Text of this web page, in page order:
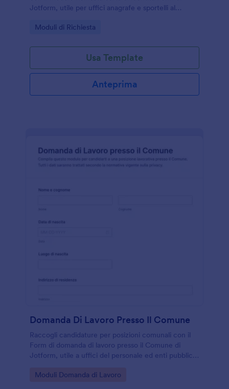
Jotform, utile per uffici anagrafe e sportelli al
la gestione delle risposte.
Go to Category:
Moduli di Richiesta
Usa Template
Anteprima
Domanda Di Lavoro Presso Il Comune
Raccogli candidature per posizioni comunali con il
Form di domanda di lavoro presso il Comune di
Jotform, utile a uffici del personale ed enti pubblici
modo ordinato.
Go to Category:
Moduli Domanda di Lavoro